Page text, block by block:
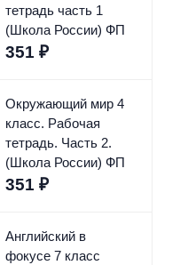
тетрадь часть 1
(Школа России) ФП
351 ₽
Окружающий мир 4
класс. Рабочая
тетрадь. Часть 2.
(Школа России) ФП
351 ₽
Английский в
фокусе 7 класс